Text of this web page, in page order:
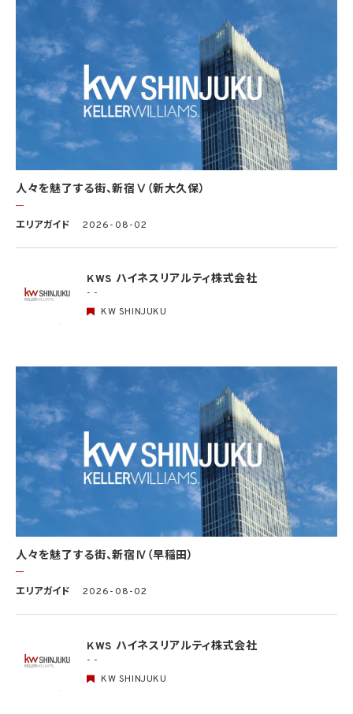
4. 個人情報利用の制限
4.1 当社は、個人情報保護法その他の法令により許容される場合を除き、本人の同意を得
ず、利用目的の達成に必要な範囲を超えて個人情報を取り扱いません。但し、次の場合は
この限りではありません。
(1) 法令に基づく場合
(2) 人の生命、身体又は財産の保護のために必要がある場合であって、本人の同意を得
ることが困難であるとき
(3) 公衆衛生の向上又は児童の健全な育成の推進のために特に必要がある場合であっ
て、本人の同意を得ることが困難であるとき
(4) 国の機関もしくは地方公共団体又はその委託を受けた者が法令の定める事務を遂
行することに対して協力する必要がある場合であって、本人の同意を得ることにより当該
事務の遂行に支障を及ぼすおそれがあるとき
個人データを学術研究目的で取り扱う必要があるとき（当該個人データを取り扱う目的
ある場合を除きます。）。
4.2 当社は、違法又は不当な行為を助長し、又は誘発するおそれがある方法により個人
5. 個人情報の適正な取得
5.1 当社は、適正に個人情報を取得し、偽りその他不正の手段により取得しません。
(1) 第4.1項第1号から第4号までのいずれかに該当する場合
(2) 学術研究機関等から要配慮個人情報を取得する場合であって、当該要配慮個人情報
を学術研究目的で取得する必要があるとき（当該要配慮個人情報を取得する目的の一
部が学術研究目的である場合を含み、個人の権利利益を不当に侵害するおそれがある
場合を除きます。）（当該個人情報取扱事業者と当該学術研究機関等が共同して学術研
究を行う場合に限ります。）
(3) 当該要配慮個人情報が、本人、国の機関、地方公共団体、学術研究機関等、個人情報
保護法第57条第1項各号に掲げる者その他個人情報保護委員会規則で定める者により
公開されている場合
(4) 本人を目視し、又は撮影することにより、その外形上明らかな要配慮個人情報を取得
する場合
(5) 第三者から要配慮個人情報の提供を受ける場合であって、当該第三者による当該提
供が第8.1項各号のいずれかに該当するとき
5.3 当社は、第三者から個人情報の提供を受けるに際しては、個人情報保護委員会規則
該個人情報の提供が第4.1項各号のいずれかに該当する場合又は第8.1項各号のいずれ
(2) 当該第三者による当該個人情報の取得の経緯
6. 個人情報の安全管理
当社は、個人情報の紛失、破壊、改ざん及び漏洩などのリスクに対して、個人情報の安全
人々を魅了する街、新宿Ⅴ（新大久保）
エリアガイド 2026-08-02
KWS ハイネスリアルティ株式会社
- -
KW SHINJUKU
人々を魅了する街、新宿Ⅳ（早稲田）
エリアガイド 2026-08-02
KWS ハイネスリアルティ株式会社
- -
KW SHINJUKU